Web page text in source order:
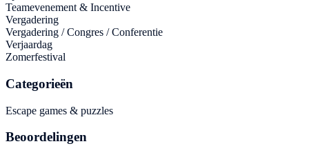
Teamevenement & Incentive
Vergadering
Vergadering / Congres / Conferentie
Verjaardag
Zomerfestival
Categorieën
Escape games & puzzles
Beoordelingen